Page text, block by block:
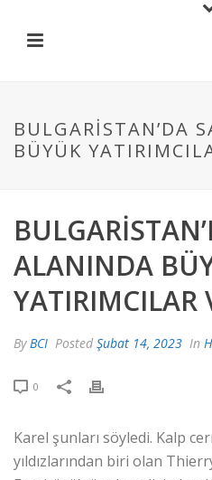
BULGARISTAN’DA
BÜYÜK
ALANINDA
YATIRIMCILAR
ByBCI Posted Şubat 14, 2023 In
0
Karel şunları söyledi. Kalp
yıldızlarından biri olan